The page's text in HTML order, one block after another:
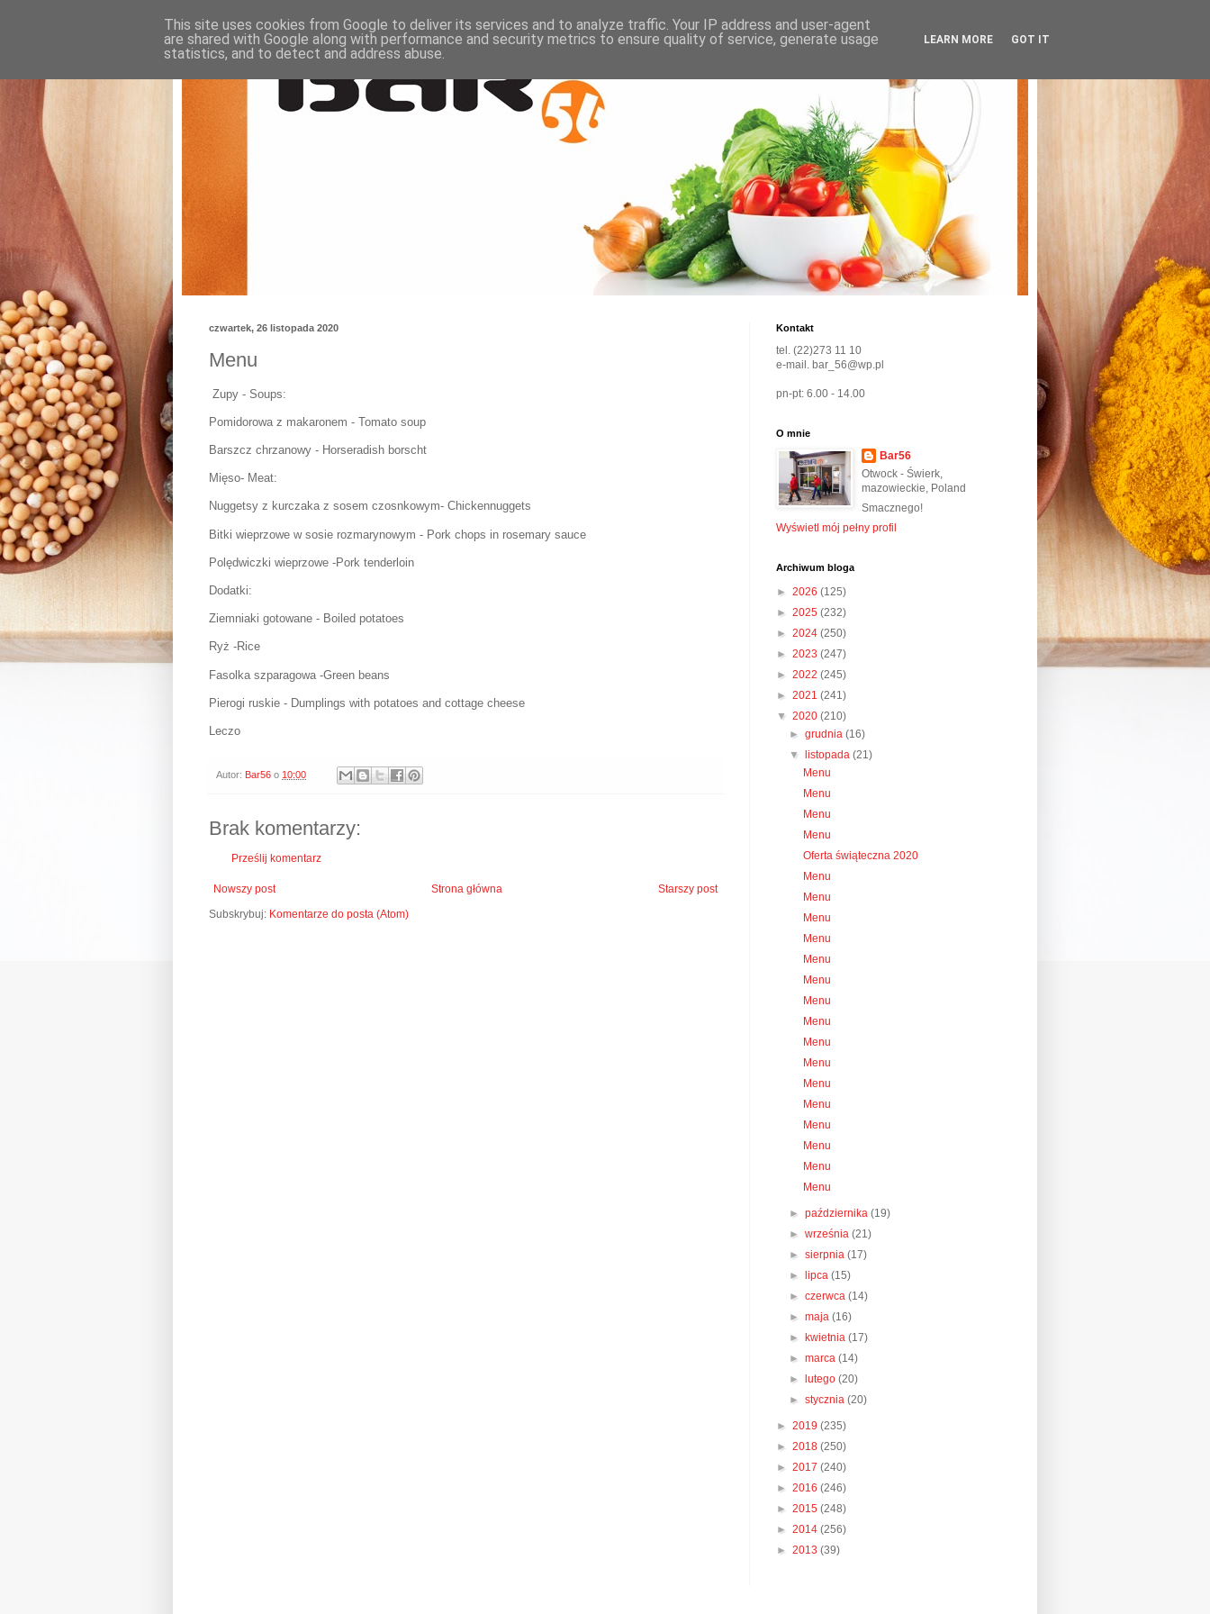
czwartek, 26 listopada 2020
Menu
Zupy - Soups:
Pomidorowa z makaronem - Tomato soup
Barszcz chrzanowy - Horseradish borscht
Mięso- Meat:
Nuggetsy z kurczaka z sosem czosnkowym- Chickennuggets
Bitki wieprzowe w sosie rozmarynowym - Pork chops in rosemary sauce
Polędwiczki wieprzowe -Pork tenderloin
Dodatki:
Ziemniaki gotowane - Boiled potatoes
Ryż -Rice
Fasolka szparagowa -Green beans
Pierogi ruskie - Dumplings with potatoes and cottage cheese
Leczo
Autor: Bar56 o 10:00
Brak komentarzy:
Prześlij komentarz
Nowszy post Starszy post
Strona główna
Subskrybuj: Komentarze do posta (Atom)
Kontakt
tel. (22)273 11 10
e-mail. bar_56@wp.pl
pn-pt: 6.00 - 14.00
O mnie
Bar56
Otwock - Świerk,
mazowieckie, Poland
Smacznego!
Wyświetl mój pełny profil
Archiwum bloga
► 2026 (125)
► 2025 (232)
► 2024 (250)
► 2023 (247)
► 2022 (245)
► 2021 (241)
▼ 2020 (210)
►grudnia(16)
▼
listopada(21)
Menu
Menu
Menu
Menu
Oferta świąteczna 2020
Menu
Menu
Menu
Menu
Menu
Menu
Menu
Menu
Menu
Menu
Menu
Menu
Menu
Menu
Menu
Menu
►października(19)
►września(21)
►sierpnia(17)
►
lipca(15)
►czerwca(14)
►maja(16)
►
kwietnia(17)
►marca(14)
►
lutego(20)
►stycznia(20)
► 2019 (235)
► 2018 (250)
► 2017 (240)
► 2016 (246)
► 2015 (248)
► 2014 (256)
► 2013 (39)
This site uses cookies from Google to deliver its services and to analyze traffic. Your IP address and user-agent
are shared with Google along with performance and security metrics to ensure quality of service, generate usage
statistics, and to detect and address abuse.
LEARN MORE GOT IT